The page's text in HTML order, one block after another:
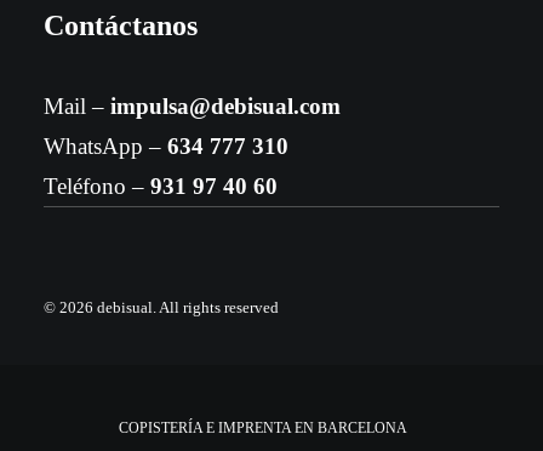
Contáctanos
Mail – impulsa@debisual.com
WhatsApp – 634 777 310
Teléfono – 931 97 40 60
© 2026 debisual.All rights reserved
COPISTERÍA E IMPRENTA EN BARCELONA